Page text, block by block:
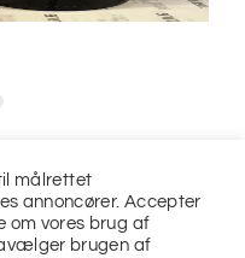
målrettet
annoncører. Accepter
om vores brug af
brugen af